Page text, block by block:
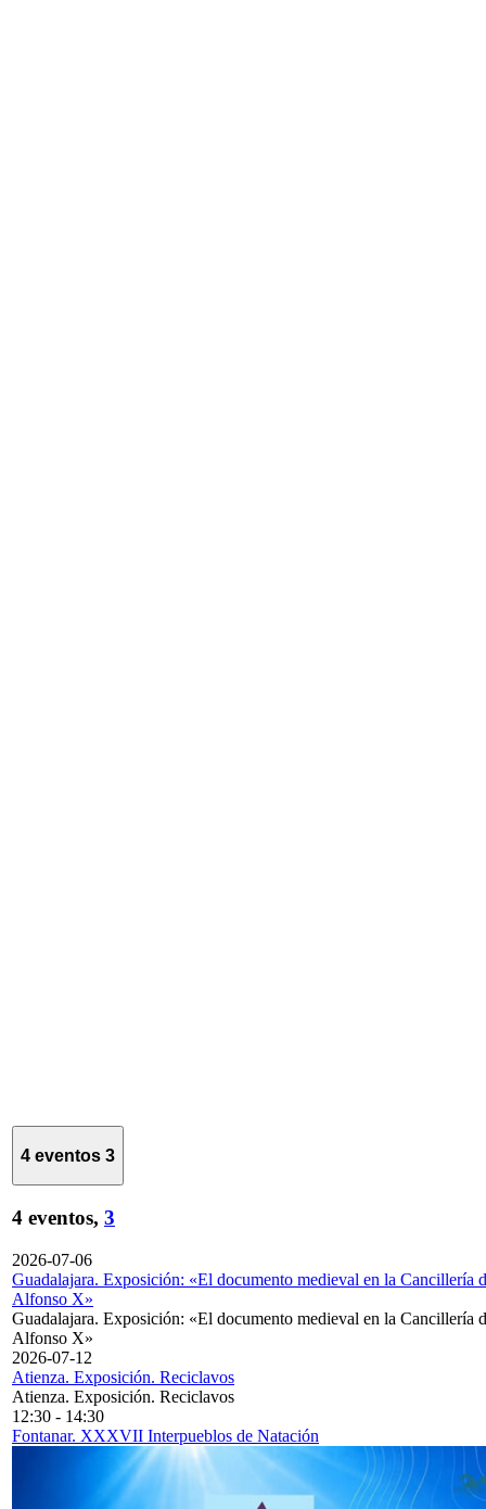
4 eventos 3
4 eventos, 3
2026-07-06
Guadalajara. Exposición: «El documento medieval en la Cancillería
Alfonso X»
Guadalajara. Exposición: «El documento medieval en la Cancillería
Alfonso X»
2026-07-12
Atienza. Exposición. Reciclavos
Atienza. Exposición. Reciclavos
12:30 - 14:30
Fontanar. XXXVII Interpueblos de Natación